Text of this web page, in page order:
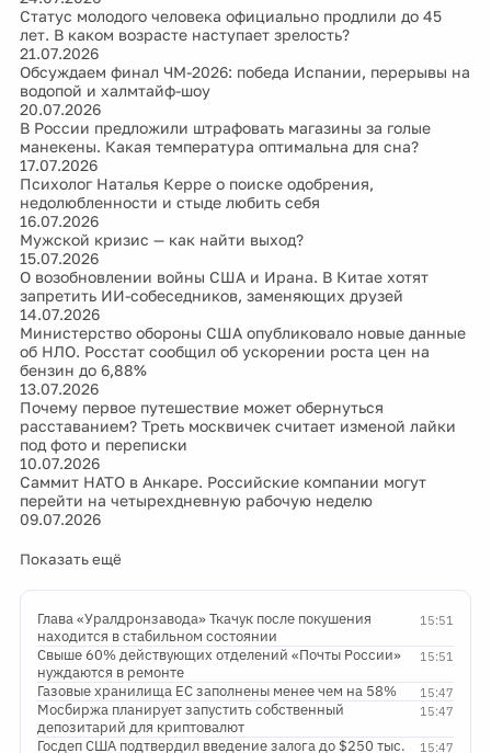
Статус молодого человека официально продлили до 45
лет. В каком возрасте наступает зрелость?
21.07.2026
Обсуждаем финал ЧМ-2026: победа Испании, перерывы на
водопой и халмтайф-шоу
20.07.2026
В России предложили штрафовать магазины за голые
манекены. Какая температура оптимальна для сна?
17.07.2026
Психолог Наталья Керре о поиске одобрения,
недолюбленности и стыде любить себя
16.07.2026
Мужской кризис — как найти выход?
15.07.2026
О возобновлении войны США и Ирана. В Китае хотят
запретить ИИ-собеседников, заменяющих друзей
14.07.2026
Министерство обороны США опубликовало новые данные
об НЛО. Росстат сообщил об ускорении роста цен на
бензин до 6,88%
13.07.2026
Почему первое путешествие может обернуться
расставанием? Треть москвичек считает изменой лайки
под фото и переписки
10.07.2026
Саммит НАТО в Анкаре. Российские компании могут
перейти на четырехдневную рабочую неделю
09.07.2026
Показать ещё
15:51
Глава «Уралдронзавода» Ткачук после покушения
находится в стабильном состоянии
15:51
Свыше 60% действующих отделений «Почты России»
нуждаются в ремонте
15:47
Газовые хранилища ЕС заполнены менее чем на 58%
15:47
Мосбиржа планирует запустить собственный
депозитарий для криптовалют
15:47
Госдеп США подтвердил введение залога до $250 тыс.